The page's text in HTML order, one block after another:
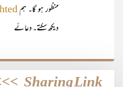
منظور ہو گا۔ ہم
دیکھ سکتے۔ دعائے